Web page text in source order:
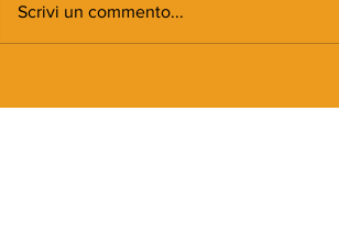
Scrivi un commento...